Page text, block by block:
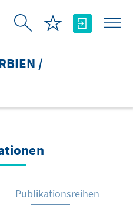
/
Publikationsreihen